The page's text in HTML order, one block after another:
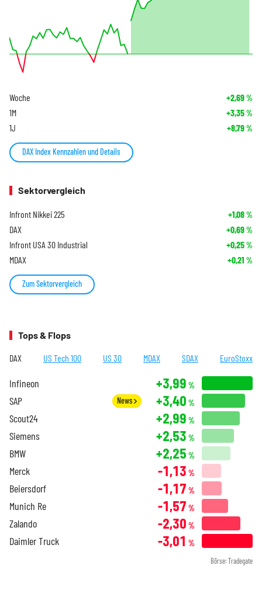
Woche +2,69%
1M +3,35%
1J +8,79%
DAX Index Kennzahlen und Details
Sektorvergleich
Infront Nikkei 225 +1,08%
DAX +0,69%
Infront USA 30 Industrial +0,25%
MDAX +0,21 %
Zum Sektorvergleich
Tops & Flops
DAX US Tech 100 US 30 MDAX SDAX EuroStoxx
Infineon +3,99 %
SAP News +3,40 %
Scout24 +2,99 %
Siemens +2,53 %
BMW +2,25 %
Merck -1,13 %
Beiersdorf -1,17 %
Munich Re -1,57 %
Zalando -2,30 %
Daimler Truck -3,01 %
Börse: Tradegate